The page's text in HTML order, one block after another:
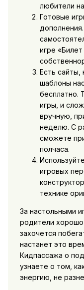
любители
Готовые
игре
Есть сайты,
шаблоны
бесплатно.
игры, и
вручную,
неделю. С
сможете
полчаса.
игровых
технике
За настольными
родители
захочется
настанет это
Кидпассажа о
узнаете о том,
энергию, не